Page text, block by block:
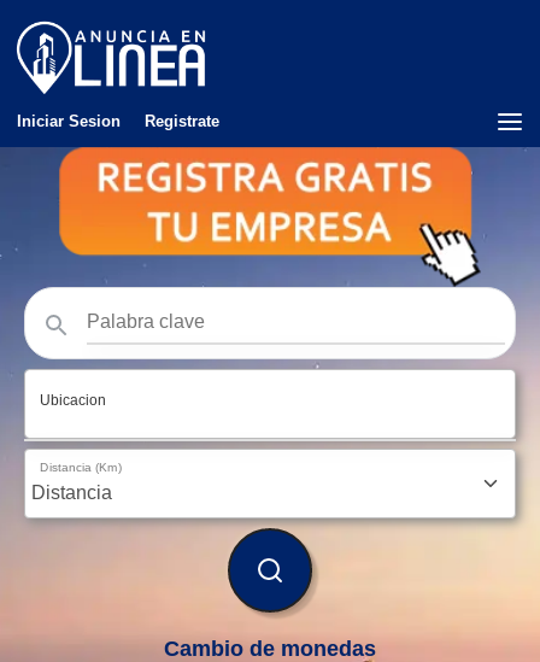
Iniciar Sesion Registrate
Ubicacion
Distancia (Km)
BUSCAR
Cambio de monedas